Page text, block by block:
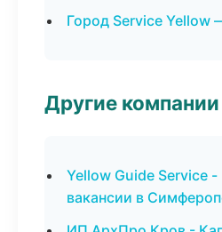
Город Service Yellow
Другие компании
Yellow Guide Service -
вакансии в